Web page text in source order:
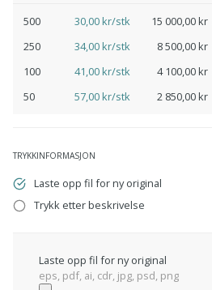
500 30,00 kr/stk 15 000,00 kr
250 34,00 kr/stk 8 500,00 kr
100 41,00 kr/stk 4 100,00 kr
50 57,00 kr/stk 2 850,00 kr
TRYKKINFORMASJON
Laste opp fil for ny original
Trykk etter beskrivelse
Laste opp fil for ny original
eps, pdf, ai, cdr, jpg, psd, png